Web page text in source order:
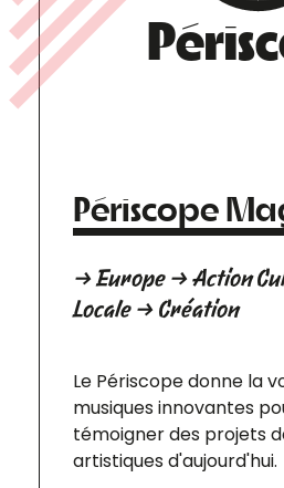
Périscope
→ Europe → Action
Locale → Création
Le Périscope donne la
musiques innovantes
témoigner des projets
artistiques d'aujourd'hui.